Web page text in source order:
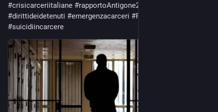
#crisicarceriitaliane #rapportoAntigone2026
#dirittideidetenuti #emergenzacarceri #PatrizioGonnella
#suicidiincarcere